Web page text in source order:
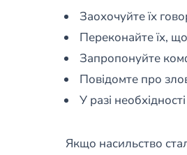
Заохочуйте їх
Переконайте їх,
Запропонуйте
Повідомте про
У разі
Якщо насильство